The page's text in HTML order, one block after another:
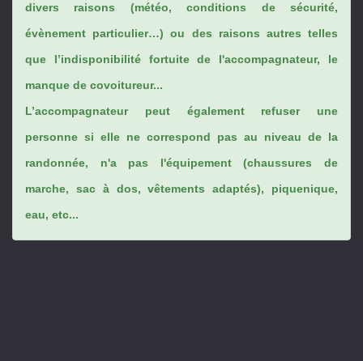
divers raisons (météo, conditions de sécurité,
évènement particulier…) ou des raisons autres telles
que l’indisponibilité fortuite de l'accompagnateur, le
manque de covoitureur...
L’accompagnateur peut également refuser une
personne si elle ne correspond pas au niveau de la
randonnée, n'a pas l'équipement (chaussures de
marche, sac à dos, vêtements adaptés), piquenique,
eau, etc...